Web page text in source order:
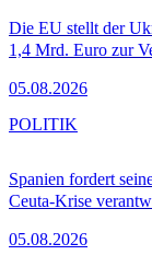
Die EU stellt der
1,4 Mrd. Euro zur
05.08.2026
Spanien fordert
Ceuta-Krise
05.08.2026
POLITIK